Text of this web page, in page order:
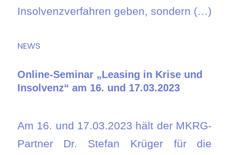
Insolvenzverfahren geben, sondern (…)
NEWS
Online-Seminar „Leasing in Krise und
Insolvenz“ am 16. und 17.03.2023
Am 16. und 17.03.2023 hält der MKRG-
Partner Dr. Stefan Krüger für die